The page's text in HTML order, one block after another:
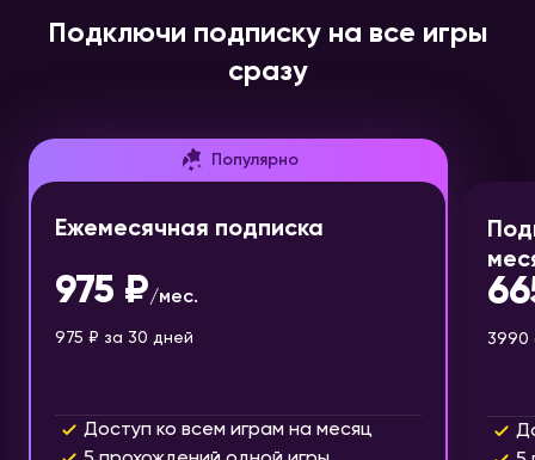
Подключи подписку на все игры
сразу
Популярно
Ежемесячная подписка
975 ₽/мес.
975 ₽ за 30 дней
Доступ ко всем играм на месяц
3990